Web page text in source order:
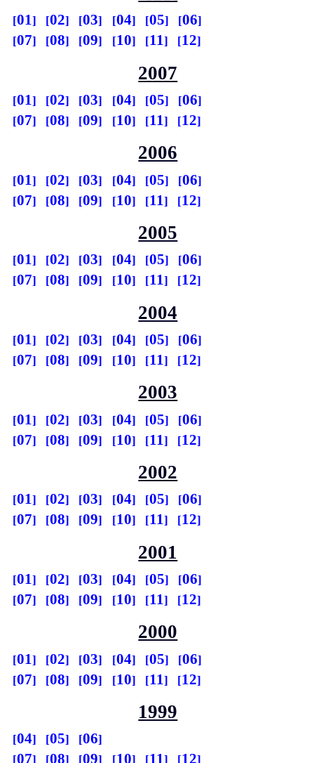
01 02 03 04 05
06
07
08 09 10 11 12
2007
01 02 03 04 05
06
07
08 09 10 11 12
2006
01 02 03 04 05
06
07
08 09 10 11 12
2005
01 02 03 04 05
06
07
08 09 10 11 12
2004
01 02 03 04 05
06
07
08 09 10 11 12
2003
01 02 03 04 05
06
07
08 09 10 11 12
2002
01 02 03 04 05
06
07
08 09 10 11 12
2001
01 02 03 04 05
06
07
08 09 10 11 12
2000
01 02 03 04 05
06
07
08 09 10 11 12
1999
04 05
06
07
08 09 10 11 12